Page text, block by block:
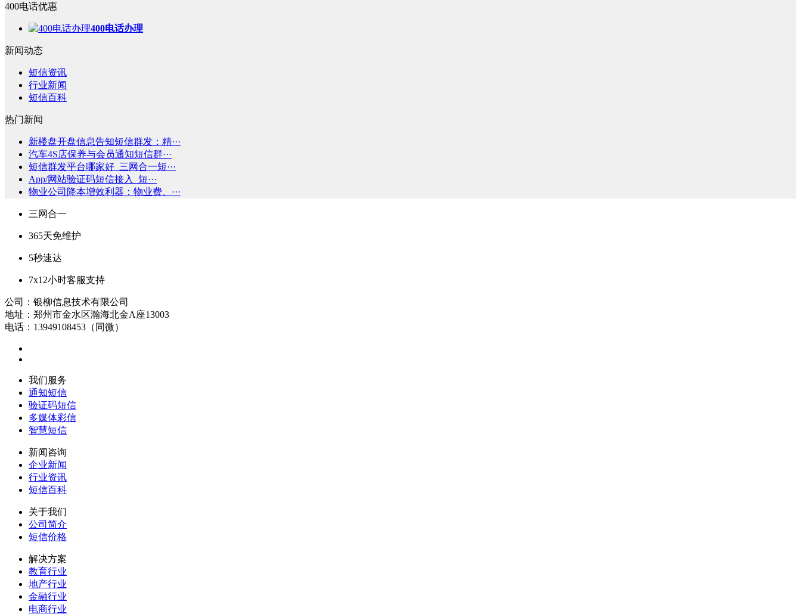
400电话优惠
400电话办理
新闻动态
短信资讯
行业新闻
短信百科
热门新闻
新楼盘开盘信息告知短信群发：精···
汽车4S店保养与会员通知短信群···
短信群发平台哪家好_三网合一短···
App/网站验证码短信接入_短···
物业公司降本增效利器：物业费、···
三网合一
365天免维护
5秒速达
7x12小时客服支持
公司：银柳信息技术有限公司
地址：郑州市金水区瀚海北金A座13003
电话：13949108453（同微）
我们服务
通知短信
验证码短信
多媒体彩信
智慧短信
新闻咨询
企业新闻
行业资讯
短信百科
关于我们
公司简介
短信价格
解决方案
教育行业
地产行业
金融行业
电商行业